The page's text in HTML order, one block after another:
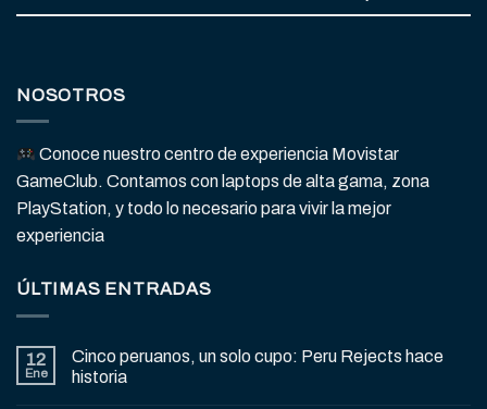
NOSOTROS
Conoce nuestro centro de experiencia Movistar
GameClub. Contamos con laptops de alta gama, zona
PlayStation, y todo lo necesario para vivir la mejor
experiencia
ÚLTIMAS ENTRADAS
12
Ene
Cinco peruanos, un solo cupo: Peru Rejects hace
historia